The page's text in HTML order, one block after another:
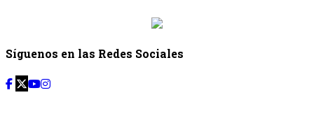
Síguenos en las Redes Sociales